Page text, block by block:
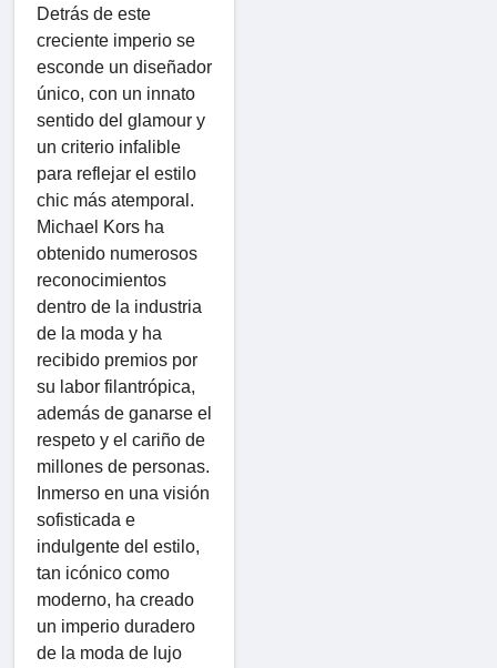
Detrás de este
creciente imperio se
esconde un diseñador
único, con un innato
sentido del glamour y
un criterio infalible
para reflejar el estilo
chic más atemporal.
Michael Kors ha
obtenido numerosos
reconocimientos
dentro de la industria
de la moda y ha
recibido premios por
su labor filantrópica,
además de ganarse el
respeto y el cariño de
millones de personas.
Inmerso en una visión
sofisticada e
indulgente del estilo,
tan icónico como
moderno, ha creado
un imperio duradero
de la moda de lujo